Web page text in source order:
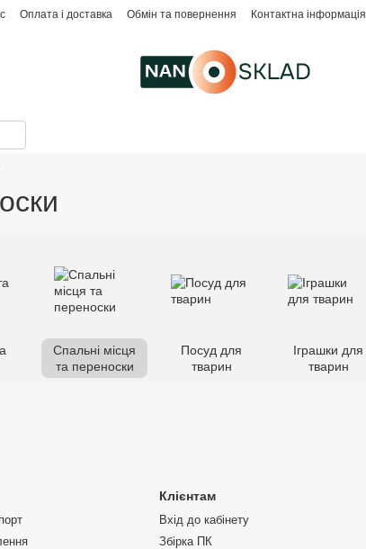
Оплата і доставка Обмін та повернення Контактна інформація
Спальні місця
та переноски
Посуд для
тварин
Іграшки для
тварин
Клієнтам
Вхід до кабінету
Збірка ПК